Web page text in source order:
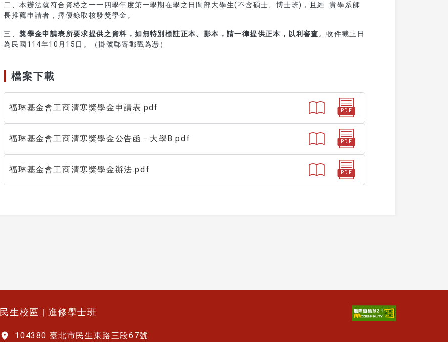
二、本辦法就符合資格之一一四學年度第一學期在學之日間部大學生(不含碩士、博士班)，且經 貴學系師
長推薦申請者，擇優錄取核發獎學金。
三、獎學金申請表所要求提供之資料，如無特別標註正本、影本，請一律提供正本，以利審查 。收件截止日
為民國114年10月15日。（掛號郵寄郵戳為憑）
檔案下載
福琳基金會工商清寒獎學金申請表.pdf PDF
福琳基金會工商清寒獎學金公告函－大學B.pdf PDF
福琳基金會工商清寒獎學金辦法.pdf PDF
民生校區 | 進修學士班
104380 臺北市民生東路三段67號